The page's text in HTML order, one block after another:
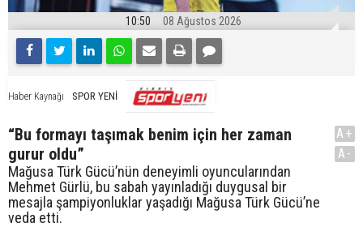
10:50 08 Ağustos 2026
Haber Kaynağı SPOR YENİ
“Bu formayı taşımak benim için her zaman
gurur oldu”
Mağusa Türk Gücü’nün deneyimli oyuncularından
Mehmet Gürlü, bu sabah yayınladığı duygusal bir
mesajla şampiyonluklar yaşadığı Mağusa Türk Gücü’ne
veda etti.
A+
A-